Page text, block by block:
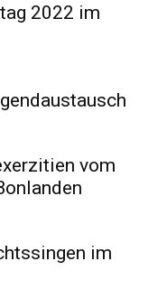
2022 im
vom
im